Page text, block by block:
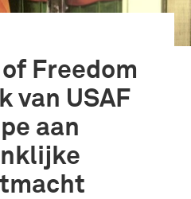
Freedom
van USAF
aan